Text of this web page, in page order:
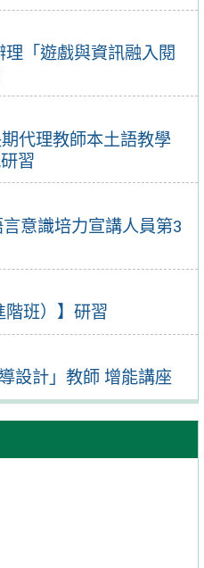
「遊戲與資訊融入閱
代理教師本土語教學
習
意識培力宣講人員第3
階班）】研習
設計」教師 增能講座